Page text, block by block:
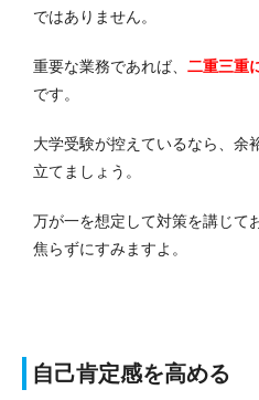
ではありません。
重要な業務であれば、 二重三重
です。
大学受験が控えているなら、余
立てましょう。
万が一を想定して対策を講じて
焦らずにすみますよ。
自己肯定感を高める